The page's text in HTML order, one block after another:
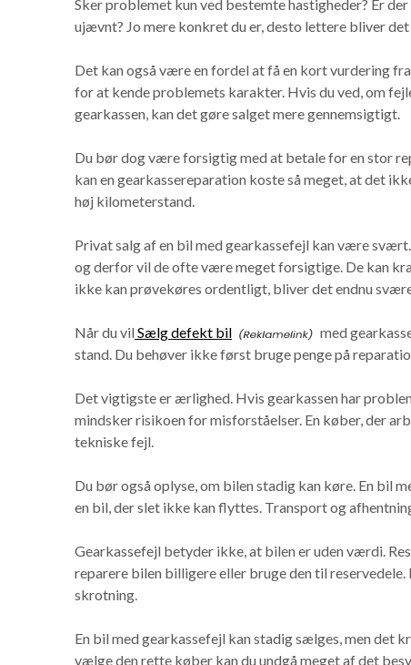
Sker problemet kun ved bestemte hastigheder? Er
ujævnt? Jo mere konkret du er, desto lettere bliver
Det kan også være en fordel at få en kort vurdering
for at kende problemets karakter. Hvis du ved, om
gearkassen, kan det gøre salget mere gennemsigtigt.
Du bør dog være forsigtig med at betale for en stor
kan en gearkassereparation koste så meget, at det
høj kilometerstand.
Privat salg af en bil med gearkassefejl kan være
og derfor vil de ofte være meget forsigtige. De kan
ikke kan prøvekøres ordentligt, bliver det endnu
Når du vilSælg defekt bil
med
stand. Du behøver ikke først bruge penge på
Det vigtigste er ærlighed. Hvis gearkassen har
mindsker risikoen for misforståelser. En køber, der
tekniske fejl.
Du bør også oplyse, om bilen stadig kan køre. En bil
en bil, der slet ikke kan flyttes. Transport og
Gearkassefejl betyder ikke, at bilen er uden værdi.
reparere bilen billigere eller bruge den til
skrotning.
En bil med gearkassefejl kan stadig sælges, men det
vælge den rette køber kan du undgå meget af det